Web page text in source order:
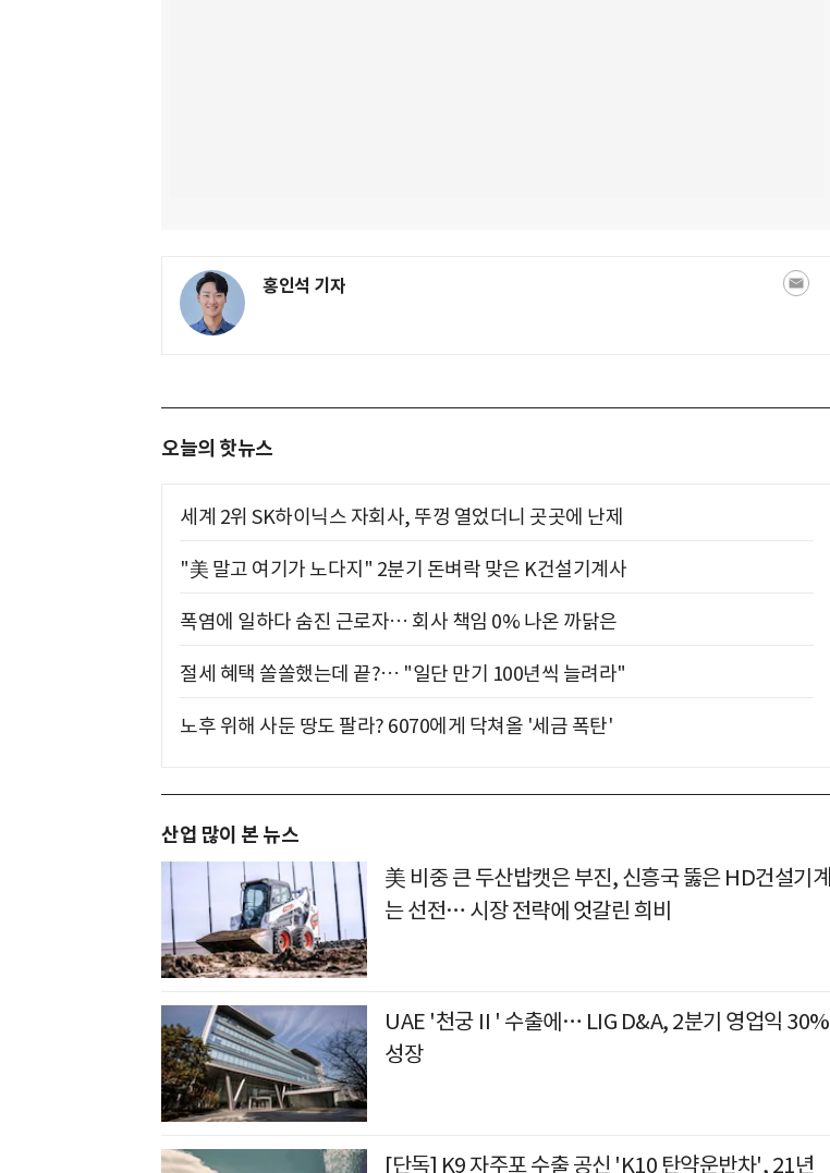
홍인석 기자
오늘의 핫뉴스
세계 2위 SK하이닉스 자회사, 뚜껑 열었더니 곳곳에 난제
"美 말고 여기가 노다지" 2분기 돈벼락 맞은 K건설기계사
폭염에 일하다 숨진 근로자… 회사 책임 0% 나온 까닭은
절세 혜택 쏠쏠했는데 끝?… "일단 만기 100년씩 늘려라"
노후 위해 사둔 땅도 팔라? 6070에게 닥쳐올 '세금 폭탄'
산업 많이 본 뉴스
美 비중 큰 두산밥캣은 부진, 신흥국 뚫은 HD건설기계
는 선전… 시장 전략에 엇갈린 희비
UAE '천궁Ⅱ' 수출에… LIG D&A, 2분기 영업익 30%
성장
[단독] K9 자주포 수출 공신 'K10 탄약운반차', 21년